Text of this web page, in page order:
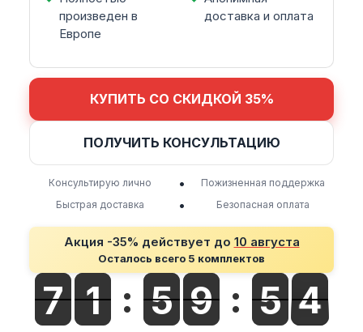
произведен в
Европе
доставка и оплата
КУПИТЬ СО СКИДКОЙ 35%
ПОЛУЧИТЬ КОНСУЛЬТАЦИЮ
Консультирую лично •
Пожизненная поддержка
Быстрая доставка
• Безопасная оплата
Акция -35% действует до 10 августа
Осталось всего 5 комплектов